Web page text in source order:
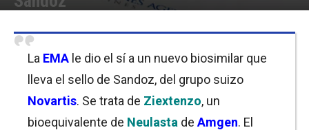
La EMA le dio el sí a un nuevo biosimilar que
lleva el sello de Sandoz, del grupo suizo
Novartis. Se trata de Ziextenzo, un
bioequivalente de Neulasta de Amgen. El